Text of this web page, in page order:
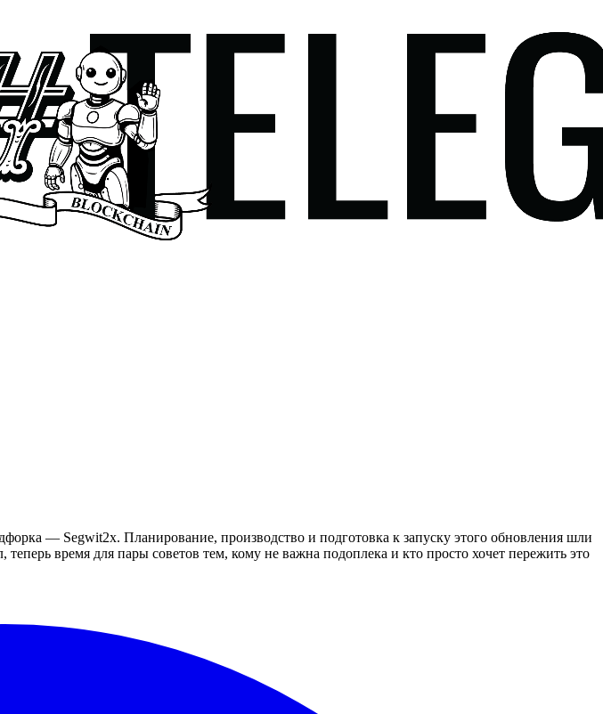
— Segwit2x. Планирование, производство и подготовка к запуску этого обновления шли
время для пары советов тем, кому не важна подоплека и кто просто хочет пережить это